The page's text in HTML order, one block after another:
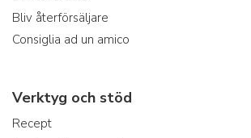
Bliv återförsäljare
Consiglia ad un amico
Verktyg och stöd
Recept